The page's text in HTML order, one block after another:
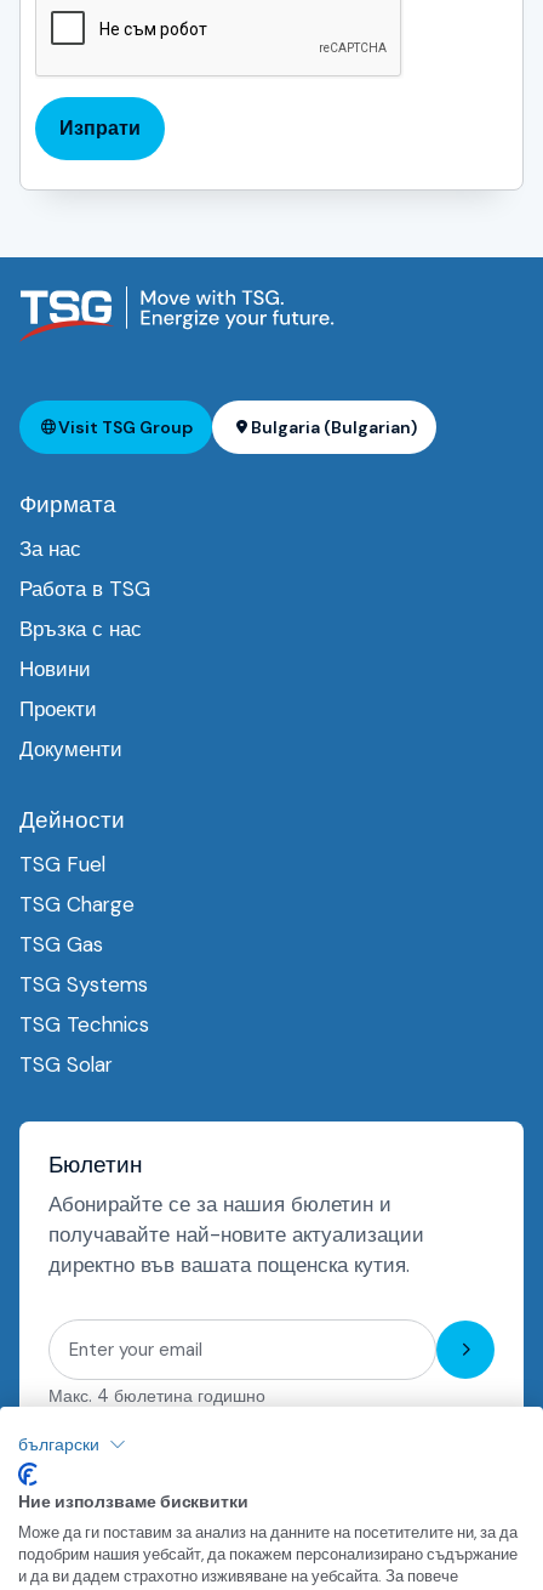
Изпрати
Visit TSG Group Bulgaria (Bulgarian)
Фирмата
За нас
Работа в TSG
Връзка с нас
Новини
Проекти
Документи
Дейности
TSG Fuel
TSG Charge
TSG Gas
TSG Systems
TSG Technics
TSG Solar
Бюлетин
Абонирайте се за нашия бюлетин и
получавайте най-новите актуализации
директно във вашата пощенска кутия.
Запиши
се
Макс. 4 бюлетина годишно
+359 2 9608100
български
Ние използваме бисквитки
Може да ги поставим за анализ на данните на посетителите ни, за да
подобрим нашия уебсайт, да покажем персонализирано съдържание
и да ви дадем страхотно изживяване на уебсайта. За повече